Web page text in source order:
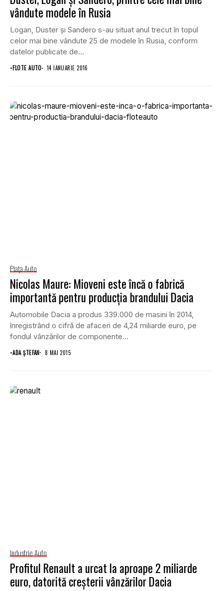
vândute modele în Rusia
Logan, Duster şi Sandero s-au situat anul trecut în topul
celor mai bine vândute 25 de modele în Rusia, conform
datelor publicate de...
•FLOTE AUTO 14 IANUARIE 2016
Piaţa Auto
Nicolas Maure: Mioveni este încă o fabrică
importantă pentru producţia brandului Dacia
Automobile Dacia a produs 339.000 de masini în 2014,
înregistrând o cifră de afaceri de 4,24 miliarde euro, pe
fondul vânzărilor de componente...
•ADA ȘTEFAN 8 MAI 2015
Industrie Auto
Profitul Renault a urcat la aproape 2 miliarde
euro, datorită creşterii vânzărilor Dacia